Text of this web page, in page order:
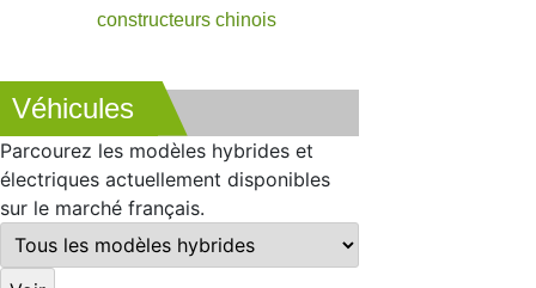
constructeurs chinois
Véhicules
Parcourez les modèles hybrides et
électriques actuellement disponibles
sur le marché français.